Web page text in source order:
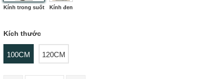
Kính trong suốt Kính đen
Kích thước
100CM 120CM